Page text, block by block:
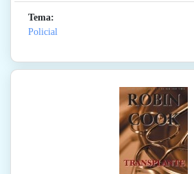
Tema:
Policial